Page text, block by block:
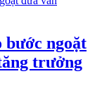
bước ngoặt
trưởng